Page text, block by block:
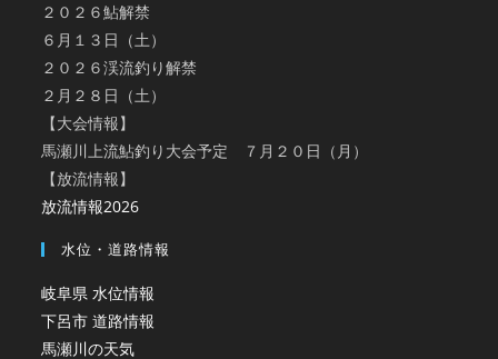
２０２６鮎解禁
６月１３日（土）
２０２６渓流釣り解禁
２月２８日（土）
【大会情報】
馬瀬川上流鮎釣り大会予定 ７月２０日（月）
【放流情報】
放流情報2026
水位・道路情報
岐阜県 水位情報
下呂市 道路情報
馬瀬川の天気